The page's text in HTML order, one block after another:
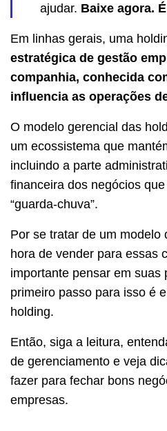
ajudar. Baixe agora.
Em linhas gerais, uma
estratégica de gestão
companhia, conhecida
influencia as operações
O modelo gerencial das
um ecossistema que
incluindo a parte
financeira dos negócios
“guarda-chuva”.
Por se tratar de um modelo
hora de vender para essas
importante pensar em suas
primeiro passo para isso é
holding.
Então, siga a leitura,
de gerenciamento e veja
fazer para fechar bons
empresas.